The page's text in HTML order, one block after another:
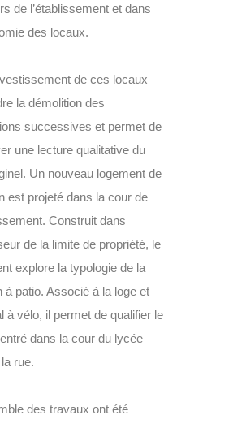
de l’établissement et dans
des locaux.
de ces locaux
la démolition des
successives et permet de
une lecture qualitative du
Un nouveau logement de
est projeté dans la cour de
Construit dans
de la limite de propriété, le
explore la typologie de la
à patio. Associé à la loge et
à vélo, il permet de qualifier le
dans la cour du lycée
rue.
des travaux ont été